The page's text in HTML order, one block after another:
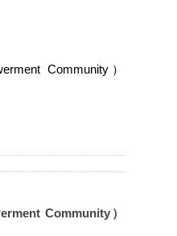
Community）
Community）